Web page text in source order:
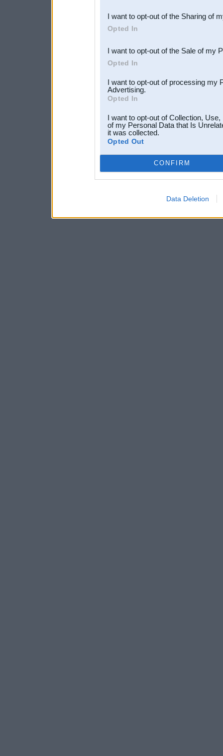
Downstream Participants
third parties.
I want to opt-out of the Sharing of
Opted In
I want to opt-out of the Sale of my
Opted In
I want to opt-out of processing my
Advertising.
Opted In
I want to opt-out of Collection,
of my Personal Data that Is
it was collected.
Opted Out
CONFIRM
Data Deletion